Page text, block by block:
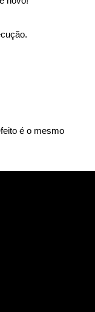
é o mesmo